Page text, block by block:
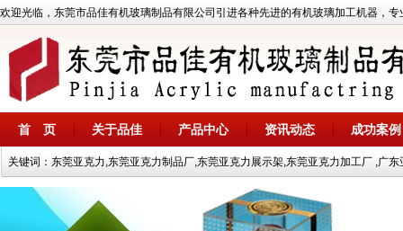
欢迎光临，东莞市品佳有机玻璃制品有限公司引进各种先进的有机玻璃加工机器，
首 页 关于品佳 产品中心 资讯动态 成功案例
关键词：东莞亚克力,东莞亚克力制品厂,东莞亚克力展示架,东莞亚克力加工厂 ,广